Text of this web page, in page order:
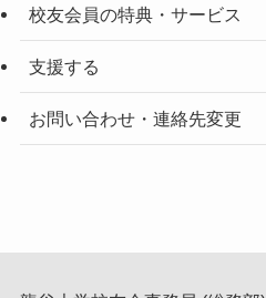
校友会員の特典・サービス
支援する
お問い合わせ・連絡先変更